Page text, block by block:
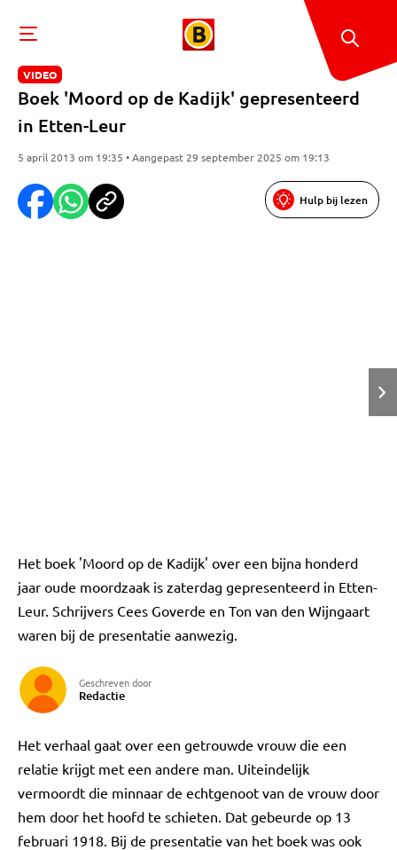
VIDEO
Boek 'Moord op de Kadijk' gepresenteerd
in Etten-Leur
5 april 2013 om 19:35 • Aangepast 29 september 2025 om 19:13
Hulp bij lezen
Het boek 'Moord op de Kadijk' over een bijna honderd
jaar oude moordzaak is zaterdag gepresenteerd in Etten-
Leur. Schrijvers Cees Goverde en Ton van den Wijngaart
waren bij de presentatie aanwezig.
Geschreven door
Redactie
Het verhaal gaat over een getrouwde vrouw die een
relatie krijgt met een andere man. Uiteindelijk
vermoordt die minnaar de echtgenoot van de vrouw door
hem door het hoofd te schieten. Dat gebeurde op 13
februari 1918. Bij de presentatie van het boek was ook